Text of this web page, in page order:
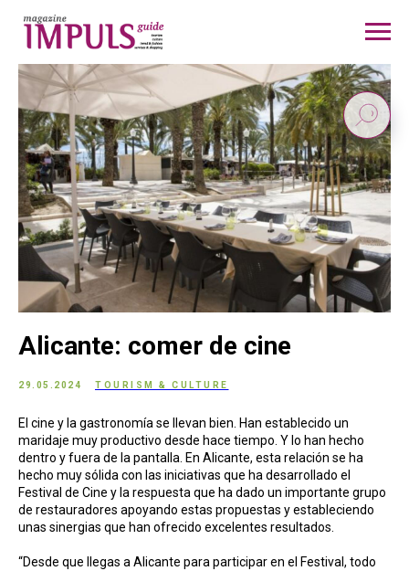
Alicante: comer de cine
29.05.2024 TOURISM & CULTURE
El cine y la gastronomía se llevan bien. Han establecido un
maridaje muy productivo desde hace tiempo. Y lo han hecho
dentro y fuera de la pantalla. En Alicante, esta relación se ha
hecho muy sólida con las iniciativas que ha desarrollado el
Festival de Cine y la respuesta que ha dado un importante grupo
de restauradores apoyando estas propuestas y estableciendo
unas sinergias que han ofrecido excelentes resultados.
“Desde que llegas a Alicante para participar en el Festival, todo